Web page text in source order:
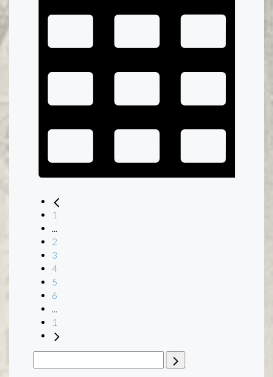
1
2
3
4
5
6
1